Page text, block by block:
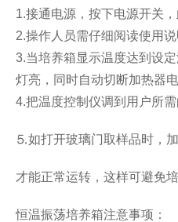
1.接通电源，按下电源开关，
2.操作人员需仔细阅读使用
3.当培养箱显示温度达到设
灯亮，同时自动切断加热器电
4.把温度控制仪调到用户所
⒌如打开玻璃门取样品时，
才能正常运转，这样可避免
恒温振荡培养箱注意事项：